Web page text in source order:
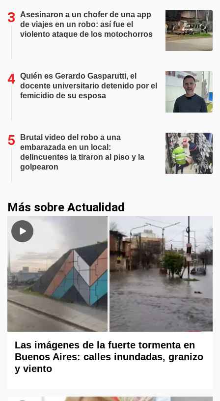
Asesinaron a un chofer de una app
de viajes en un robo: así fue el
violento ataque de los motochorros
Quién es Gerardo Gasparutti, el
docente universitario detenido por el
femicidio de su esposa
Brutal video del robo a una
embarazada en un local:
delincuentes la tiraron al piso y la
golpearon
Más sobre Actualidad
Las imágenes de la fuerte tormenta en
Buenos Aires: calles inundadas, granizo
y viento